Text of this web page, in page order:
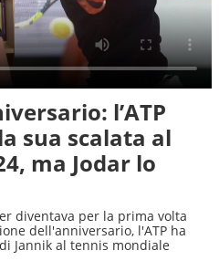
l’ATP
sua scalata al
ma Jodar lo
diventava per la prima volta
dell'anniversario, l'ATP ha
Jannik al tennis mondiale